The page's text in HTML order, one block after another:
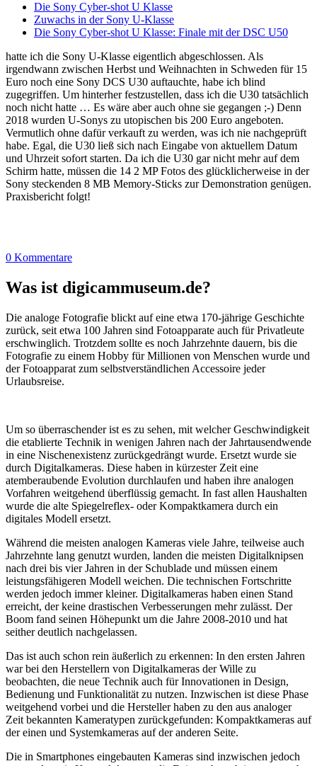
Die Sony Cyber-shot U Klasse
Zuwachs in der Sony U-Klasse
Die Sony Cyber-shot U Klasse: Finale mit der DSC U50
hatte ich die Sony U-Klasse eigentlich abgeschlossen. Als
irgendwann zwischen Herbst und Weihnachten in Schweden für 15
Euro noch eine Sony DCS U30 auftauchte, habe ich blind
zugegriffen. Um hinterher festzustellen, dass ich die U30 tatsächlich
noch nicht hatte … Es wäre aber auch ohne sie gegangen ;-) Denn
2018 wurden U-Sonys zu utopischen bis 200 Euro angeboten.
Vermutlich ohne dafür verkauft zu werden, was ich nie nachgeprüft
habe. Egal, die U30 ließ sich nach Eingabe von aktuellem Datum
und Uhrzeit sofort starten. Da ich die U30 gar nicht mehr auf dem
Schirm hatte, müssen die 14 2 MP Fotos des glücklicherweise in der
Sony steckenden 8 MB Memory-Sticks zur Demonstration genügen.
Praxisbericht folgt!
0 Kommentare
Was ist digicammuseum.de?
Die analoge Fotografie blickt auf eine etwa 170-jährige Geschichte
zurück, seit etwa 100 Jahren sind Fotoapparate auch für Privatleute
erschwinglich. Trotzdem sollte es noch Jahrzehnte dauern, bis die
Fotografie zu einem Hobby für Millionen von Menschen wurde und
der Fotoapparat zum selbstverständlichen Accessoire jeder
Urlaubsreise.
Um so überraschender ist es zu sehen, mit welcher Geschwindigkeit
die etablierte Technik in wenigen Jahren nach der Jahrtausendwende
in eine Nischenexistenz zurückgedrängt wurde. Ersetzt wurde sie
durch Digitalkameras. Diese haben in kürzester Zeit eine
atemberaubende Evolution durchlaufen und haben ihre analogen
Vorfahren weitgehend überflüssig gemacht. In fast allen Haushalten
wurde die alte Spiegelreflex- oder Kompaktkamera durch ein
digitales Modell ersetzt.
Während die meisten analogen Kameras viele Jahre, teilweise auch
Jahrzehnte lang genutzt wurden, landen die meisten Digitalknipsen
nach drei bis vier Jahren in der Schublade und müssen einem
leistungsfähigeren Modell weichen. Die technischen Fortschritte
werden jedoch immer kleiner. Digitalkameras haben einen Stand
erreicht, der keine drastischen Verbesserungen mehr zulässt. Der
Boom fand seinen Höhepunkt um die Jahre 2008-2010 und hat
seither deutlich nachgelassen.
Das ist auch schon rein äußerlich zu erkennen: In den ersten Jahren
war bei den Herstellern von Digitalkameras der Wille zu
beobachten, die neue Technik auch für Innovationen in Design,
Bedienung und Funktionalität zu nutzen. Inzwischen ist diese Phase
weitgehend vorbei und die Hersteller haben zu den aus analoger
Zeit bekannten Kameratypen zurückgefunden: Kompaktkameras auf
der einen und Systemkameras auf der anderen Seite.
Die in Smartphones eingebauten Kameras sind inzwischen jedoch